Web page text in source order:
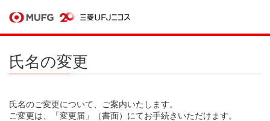
氏名の変更
氏名のご変更について、ご案内いたします。
ご変更は、「変更届」（書面）にてお手続きいただけます。